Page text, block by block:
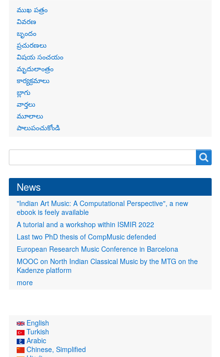
Primary
links
ముఖ పత్రం
వివరణ
బృందం
ప్రచురణలు
విషయ సంచయం
మృదులాంత్రం
కార్యక్రమాలు
బ్లాగు
వార్తలు
మూలాలు
పాలుపంచుకోండి
form
News
"Indian Art Music: A Computational Perspective", a new
ebook is feely available
A tutorial and a workshop within ISMIR 2022
Last two PhD thesis of CompMusic defended
European Research Music Conference in Barcelona
MOOC on North Indian Classical Music by the MTG on the
Kadenze platform
more
English
Turkish
Arabic
Chinese, Simplified